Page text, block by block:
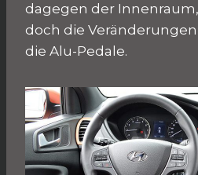
dagegen der
doch die
die Alu-Pedale.